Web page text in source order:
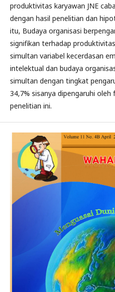
produktivitas karyawan JNE
dengan hasil penelitian dan
itu, Budaya organisasi
signifikan terhadap
simultan variabel kecerdasan
intelektual dan budaya
simultan dengan tingkat
34,7% sisanya dipengaruhi
penelitian ini.